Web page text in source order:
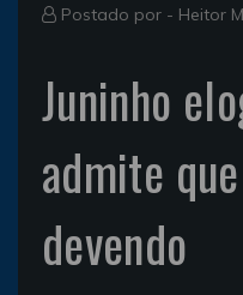
Postado por - Heitor
Juninho
admite
devendo